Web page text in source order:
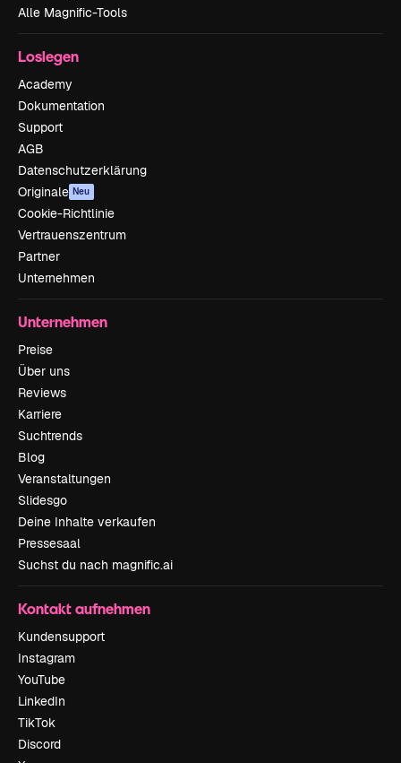
Alle Magnific-Tools
Loslegen
Academy
Dokumentation
Support
AGB
Datenschutzerklärung
Originale Neu
Cookie-Richtlinie
Vertrauenszentrum
Partner
Unternehmen
Unternehmen
Preise
Über uns
Reviews
Karriere
Suchtrends
Blog
Veranstaltungen
Slidesgo
Deine Inhalte verkaufen
Pressesaal
Suchst du nach magnific.ai
Kontakt aufnehmen
Kundensupport
Instagram
YouTube
LinkedIn
TikTok
Discord